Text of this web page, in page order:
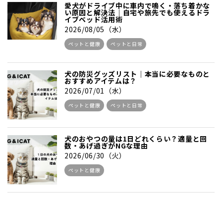
愛犬がドライブ中に車内で鳴く・落ち着かな
い原因と解決法｜自宅や旅先でも使えるドラ
イブベッド活用術
2026/08/05（水）
ペットと健康 ペットと日常
犬の防災グッズリスト｜本当に必要なものと
おすすめアイテムは？
2026/07/01（水）
ペットと健康 ペットと日常
犬のおやつの量は1日どれくらい？適量と回
数・あげ過ぎがNGな理由
2026/06/30（火）
ペットと健康